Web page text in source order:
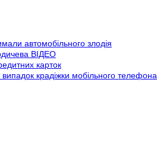
автомобільного злодія
ВІДЕО
карток
крадіжки мобільного телефона